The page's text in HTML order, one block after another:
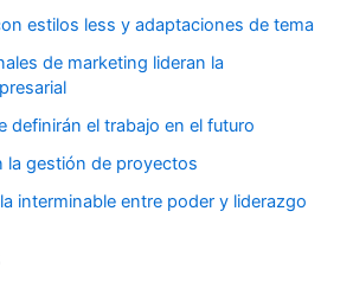
estilos less y adaptaciones de tema
de marketing lideran la
definirán el trabajo en el futuro
la gestión de proyectos
interminable entre poder y liderazgo